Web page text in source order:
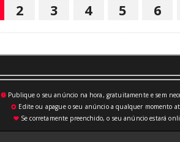
2 3 4 5 6
💥Publique o seu anúncio na hora, gratuitamente e sem
⚙ Edite ou apague o seu anúncio a qualquer momento
♥Se corretamente preenchido, o seu anúncio estará